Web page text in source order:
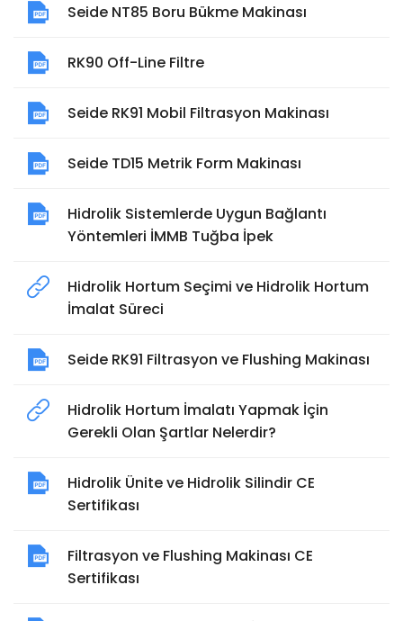
Seide NT85 Boru Bükme Makinası
RK90 Off-Line Filtre
Seide RK91 Mobil Filtrasyon Makinası
Seide TD15 Metrik Form Makinası
Hidrolik Sistemlerde Uygun Bağlantı
Yöntemleri İMMB Tuğba İpek
Hidrolik Hortum Seçimi ve Hidrolik Hortum
İmalat Süreci
Seide RK91 Filtrasyon ve Flushing Makinası
Hidrolik Hortum İmalatı Yapmak İçin
Gerekli Olan Şartlar Nelerdir?
Hidrolik Ünite ve Hidrolik Silindir CE
Sertifikası
Filtrasyon ve Flushing Makinası CE
Sertifikası